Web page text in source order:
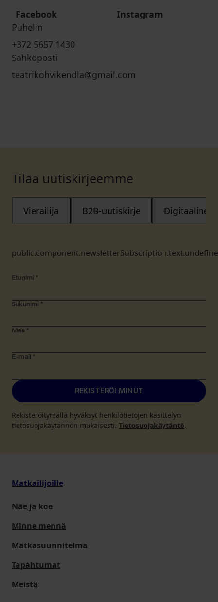
Facebook
Instagram
Puhelin
+372 5657 1430
Sähköposti
teatrikohvikendla@gmail.com
Tilaa uutiskirjeemme
Vierailija B2B-uutiskirje Digitaalinen
Etunimi *
Sukunimi *
Maa *
E-mail *
REKISTERÖI MINUT
Rekisteröitymällä hyväksyt henkilötietojen käsittelyn
tietosuojakäytännön mukaisesti. Tietosuojakäytäntö.
Matkailijoille
Näe ja koe
Minne mennä
Matkasuunnitelma
Tapahtumat
Meistä